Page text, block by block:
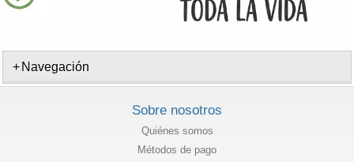
Navegación
Sobre nosotros
Quiénes somos
Métodos de pago